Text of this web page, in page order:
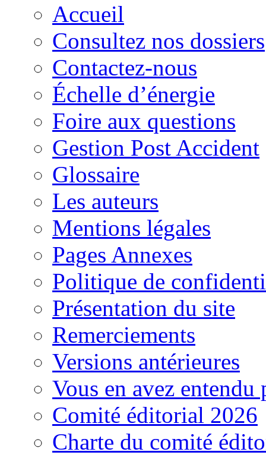
Accueil
Consultez nos dossiers
Contactez-nous
Échelle d’énergie
Foire aux questions
Gestion Post Accident
Glossaire
Les auteurs
Mentions légales
Pages Annexes
Politique de
Présentation du site
Remerciements
Versions antérieures
Vous en avez entendu
Comité éditorial 2026
Charte du comité